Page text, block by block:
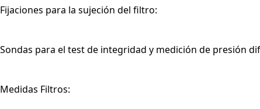
Fijaciones para la sujeción del filtro:
Sondas para el test de integridad y medición de presión
Medidas Filtros: